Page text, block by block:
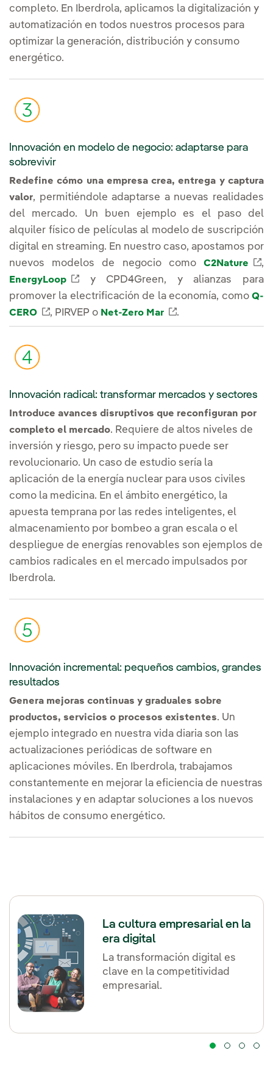
completo. En Iberdrola, aplicamos la digitalización y
automatización en todos nuestros procesos para
optimizar la generación, distribución y consumo
energético.
Innovación en modelo de negocio: adaptarse para
sobrevivir
Redefine cómo una empresa crea, entrega y captura
valor, permitiéndole adaptarse a nuevas realidades
del mercado. Un buen ejemplo es el paso del
alquiler físico de películas al modelo de suscripción
digital en streaming. En nuestro caso, apostamos por
nuevos modelos de negocio como C2Nature ,
EnergyLoop Enlace externo, se abre en ventana
y CPD4Green, y alianzas para
promover la electrificación de la economía, como Q-
CERO
Enlace externo, se abre en ventana nueva.
, PIRVEP o Net-Zero Mar .
Innovación radical: transformar mercados y sectores
Introduce avances disruptivos que reconfiguran por
completo el mercado. Requiere de altos niveles de
inversión y riesgo, pero su impacto puede ser
revolucionario. Un caso de estudio sería la
aplicación de la energía nuclear para usos civiles
como la medicina. En el ámbito energético, la
apuesta temprana por las redes inteligentes, el
almacenamiento por bombeo a gran escala o el
despliegue de energías renovables son ejemplos de
cambios radicales en el mercado impulsados por
Iberdrola.
Innovación incremental: pequeños cambios, grandes
resultados
Genera mejoras continuas y graduales sobre
productos, servicios o procesos existentes. Un
ejemplo integrado en nuestra vida diaria son las
actualizaciones periódicas de software en
aplicaciones móviles. En Iberdrola, trabajamos
constantemente en mejorar la eficiencia de nuestras
instalaciones y en adaptar soluciones a los nuevos
hábitos de consumo energético.
La cultura empresarial en la
era digital
La transformación digital es
clave en la competitividad
empresarial.